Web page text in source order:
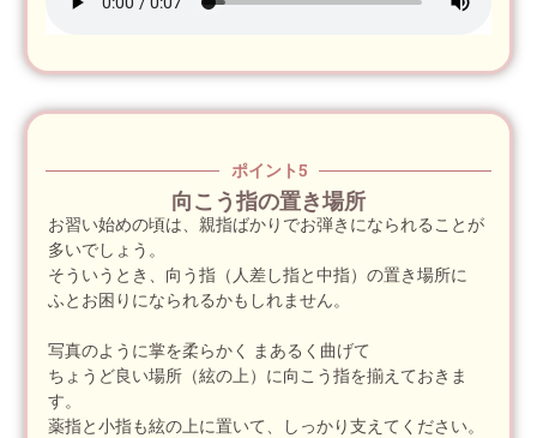
ポイント5
向こう指の置き場所
お習い始めの頃は、親指ばかりでお弾きになられることが
多いでしょう。
そういうとき、向う指（人差し指と中指）の置き場所に
ふとお困りになられるかもしれません。
写真のように掌を柔らかく まあるく曲げて
ちょうど良い場所（絃の上）に向こう指を揃えておきま
す。
薬指と小指も絃の上に置いて、しっかり支えてください。